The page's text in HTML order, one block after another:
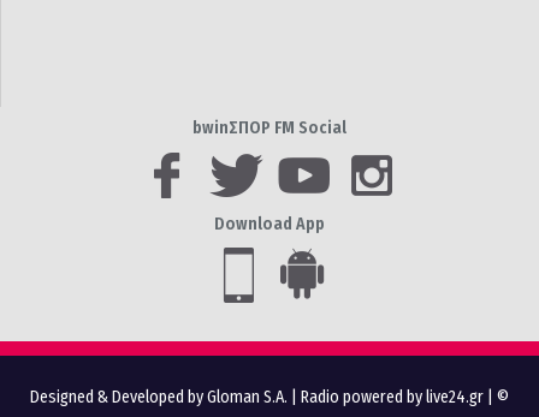
bwinΣΠΟΡ FM Social
Download App
Designed & Developed by Gloman S.A. Radio powered by live24.gr | ©